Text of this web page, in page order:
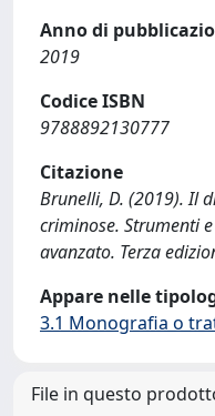
Anno di
2019
Codice ISBN
9788892130777
Citazione
Brunelli, D. (2019). Il
criminose. Strumenti
avanzato. Terza
Appare nelle
3.1 Monografia o
File in questo